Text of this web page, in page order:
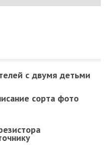
с двумя детьми
сорта фото